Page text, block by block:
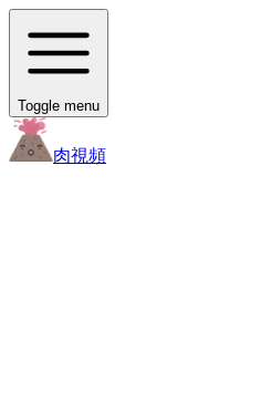
Toggle menu
肉視頻